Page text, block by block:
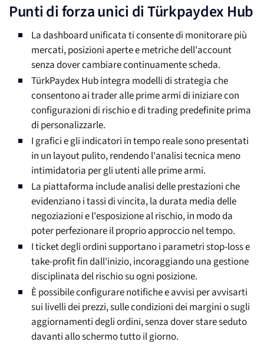
Punti di forza unici di Türkpaydex Hub
La dashboard unificata ti consente di monitorare più
mercati, posizioni aperte e metriche dell'account
senza dover cambiare continuamente scheda.
TürkPaydex Hub integra modelli di strategia che
consentono ai trader alle prime armi di iniziare con
configurazioni di rischio e di trading predefinite prima
di personalizzarle.
I grafici e gli indicatori in tempo reale sono presentati
in un layout pulito, rendendo l'analisi tecnica meno
intimidatoria per gli utenti alle prime armi.
La piattaforma include analisi delle prestazioni che
evidenziano i tassi di vincita, la durata media delle
negoziazioni e l'esposizione al rischio, in modo da
poter perfezionare il proprio approccio nel tempo.
I ticket degli ordini supportano i parametri stop-loss e
take-profit fin dall'inizio, incoraggiando una gestione
disciplinata del rischio su ogni posizione.
È possibile configurare notifiche e avvisi per avvisarti
sui livelli dei prezzi, sulle condizioni dei margini o sugli
aggiornamenti degli ordini, senza dover stare seduto
davanti allo schermo tutto il giorno.